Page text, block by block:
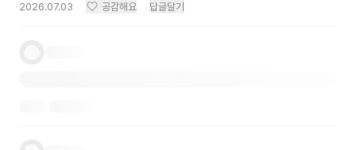
2026.07.03 공감해요 답글달기